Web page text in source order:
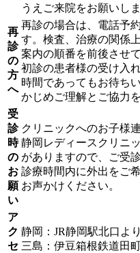
うえご来院をお願いしま
再
診
の
方
へ
再診の場合は、電話予
す。検査、治療の関係
案内の順番を前後させ
初診の患者様の受け入
時間であってもお待ち
かじめご理解とご協力
受
診
時
の
お
願
い
クリニックへのお子様
静岡レディースクリニ
がありますので、ご受
診療時間内に外出をご
お声かけください。
ア
ク
セ
静岡：JR静岡駅北口よ
三島：伊豆箱根鉄道田